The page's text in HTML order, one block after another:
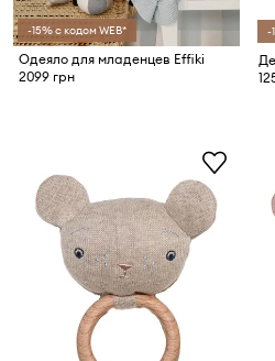
-15% с кодом WEB*
Одеяло для младенцев Effiki
2099 грн
-